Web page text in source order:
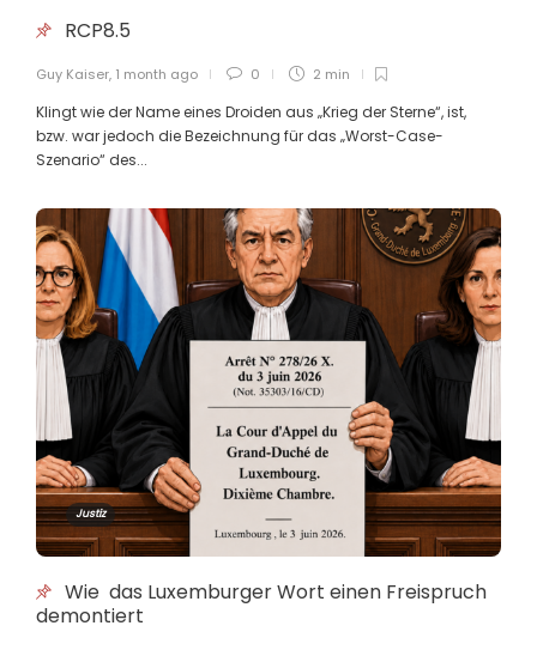
Guy Kaiser 6 months ago
Clienten zu neiem Liewen
Guy Kaiser,6 months ago 2 min
Attentat aus der Medezinn op de
Rechtsstaat?
Guy Kaiser,6 months ago
Chômage: vu Statistiken an hire
Lektiounen
Guy Kaiser 7 months ago 2 min
RCP8.5
Guy Kaiser, 1 month ago 0 2 min
Klingt wie der Name eines Droiden aus „Krieg der Sterne“, ist,
bzw. war jedoch die Bezeichnung für das „Worst-Case-
Szenario“ des...
Justiz
Wie das Luxemburger Wort einen Freispruch
demontiert